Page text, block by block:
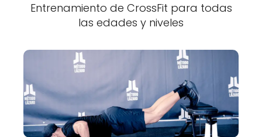
Entrenamiento de CrossFit para todas
las edades y niveles